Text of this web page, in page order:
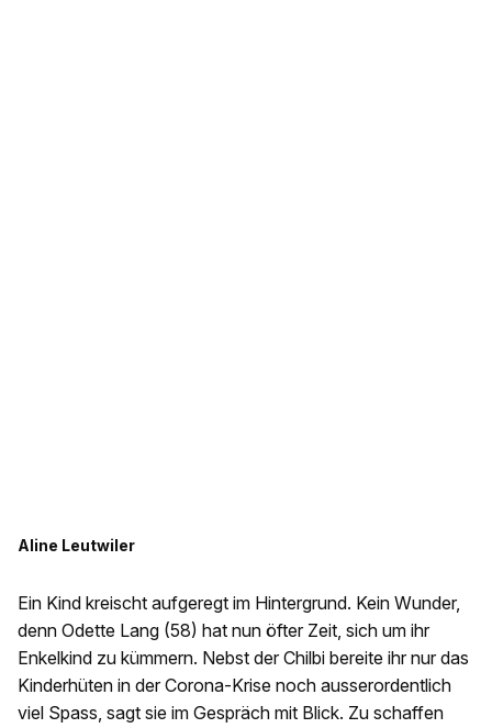
Aline Leutwiler
Ein Kind kreischt aufgeregt im Hintergrund. Kein Wunder,
denn Odette Lang (58) hat nun öfter Zeit, sich um ihr
Enkelkind zu kümmern. Nebst der Chilbi bereite ihr nur das
Kinderhüten in der Corona-Krise noch ausserordentlich
viel Spass, sagt sie im Gespräch mit Blick. Zu schaffen